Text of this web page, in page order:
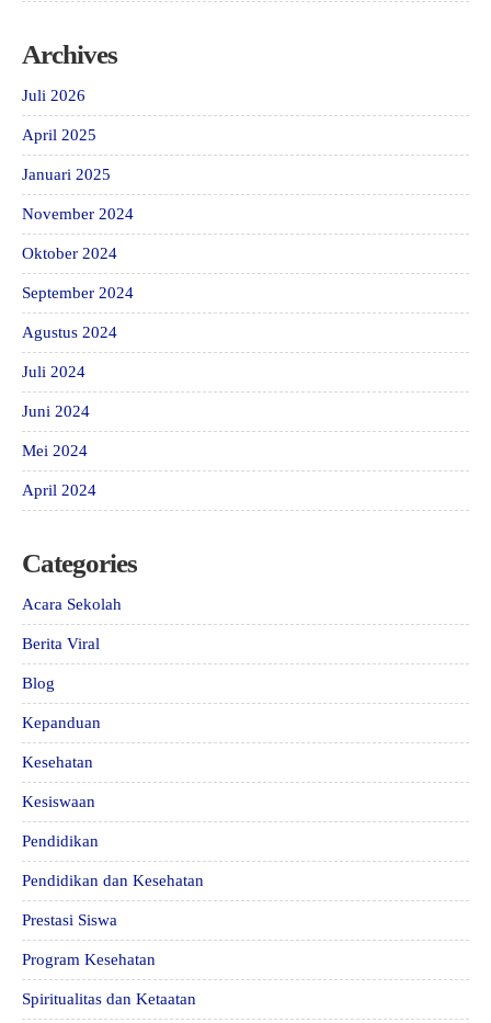
Archives
Juli 2026
April 2025
Januari 2025
November 2024
Oktober 2024
September 2024
Agustus 2024
Juli 2024
Juni 2024
Mei 2024
April 2024
Categories
Acara Sekolah
Berita Viral
Blog
Kepanduan
Kesehatan
Kesiswaan
Pendidikan
Pendidikan dan Kesehatan
Prestasi Siswa
Program Kesehatan
Spiritualitas dan Ketaatan